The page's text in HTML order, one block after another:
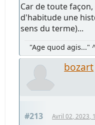
Car de toute
d'habitude une
sens du terme)...
"Age quod agis..."
bozart
#213 Avril 02, 2023,